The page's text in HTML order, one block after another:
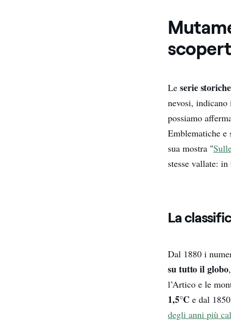
Leserie storiche
nevosi, indicano
possiamo
Emblematiche e
sua mostra "
stesse vallate:
La
Dal 1880 i
su tutto il globo
l’Artico e le
1,5°Ce dal
degli anni più